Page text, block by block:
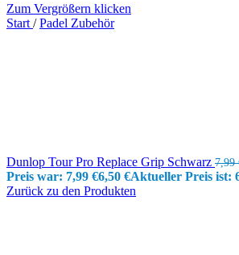
Zum Vergrößern klicken
Start / Padel Zubehör
Dunlop Tour Pro Replace Grip Schwarz 7,99
Preis war: 7,99 €6,50 €Aktueller Preis ist:
Zurück zu den Produkten